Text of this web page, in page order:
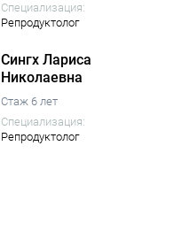
Специализация:
Репродуктолог
Сингх Лариса
Николаевна
Стаж 6 лет
Специализация:
Репродуктолог